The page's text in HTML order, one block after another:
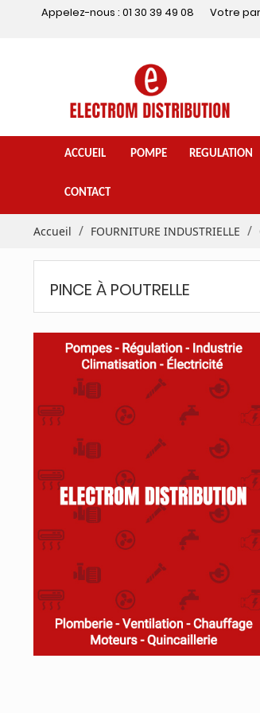
Appelez-nous : 01 30 39 49 08 Votre
ACCUEIL POMPE REGULATION
CONTACT
Accueil FOURNITURE INDUSTRIELLE
PINCE À POUTRELLE